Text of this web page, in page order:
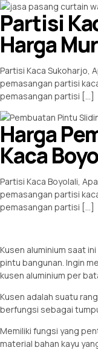
Partisi
Harga
Partisi Kaca Sukoharjo,
pemasangan partisi
pemasangan partisi […]
Harga
Kaca
Partisi Kaca Boyolali,
pemasangan partisi
pemasangan partisi […]
Kusen aluminium saat
pintu bangunan. Ingin
kusen aluminium per
Kusen adalah suatu
berfungsi sebagai
Memiliki fungsi yang
material bahan kayu